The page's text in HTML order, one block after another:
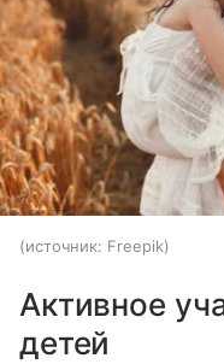
источник: Freepik
Активное
детей